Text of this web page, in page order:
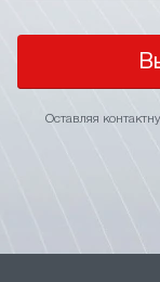
Оставляя